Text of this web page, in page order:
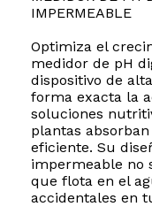
IMPERMEABLE
Optimiza el
medidor de pH
dispositivo de
forma exacta la
soluciones
plantas
eficiente. Su
impermeable no
que flota en el
accidentales en